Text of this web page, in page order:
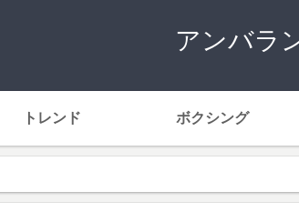
アンバラ
トレンド ボクシング